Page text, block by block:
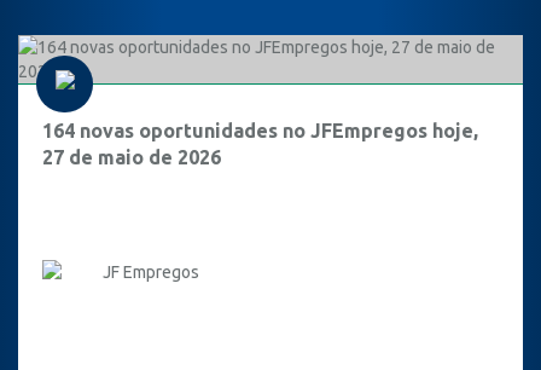
164 novas oportunidades no JFEmpregos hoje,
27 de maio de 2026
JF Empregos